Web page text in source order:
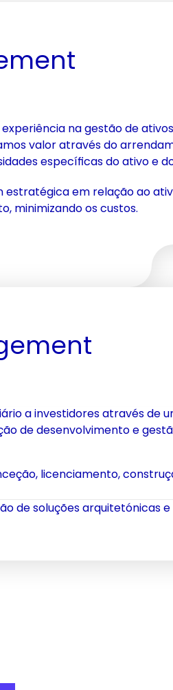
na gestão de
valor através do
específicas do ativo e
em relação ao
minimizando os custos.
a investidores através de
de desenvolvimento e
licenciamento,
de soluções arquitetónicas e